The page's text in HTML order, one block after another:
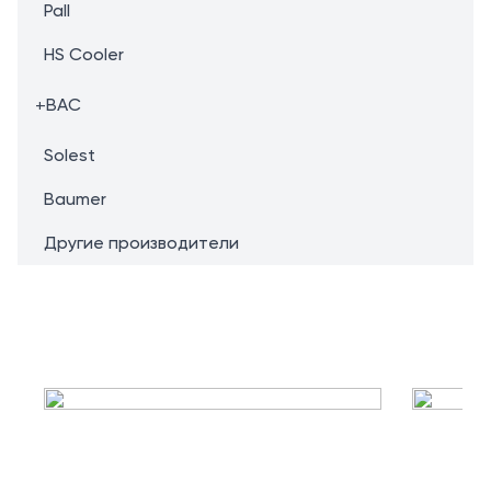
Pall
HS Cooler
+BAC
Solest
Baumer
Другие производители